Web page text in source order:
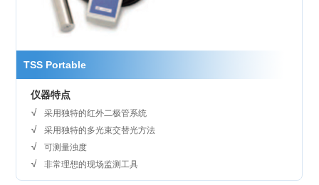
TSS Portable
仪器特点
采用独特的红外二极管系统
采用独特的多光束交替光方法
可测量浊度
非常理想的现场监测工具